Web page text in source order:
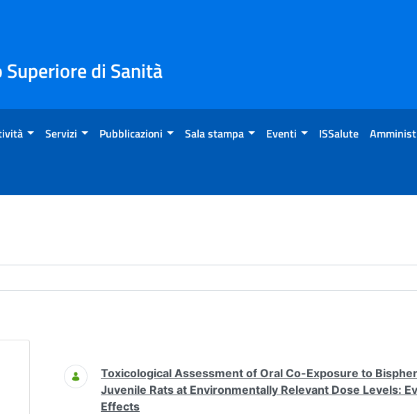
di Sanità
Servizi Pubblicazioni Sala stampa Eventi ISSalute
- Eventi
Ricerca
Toxicological Assessment of Oral Co-Exposure to
Juvenile Rats at Environmentally Relevant Dose Levels:
Effects